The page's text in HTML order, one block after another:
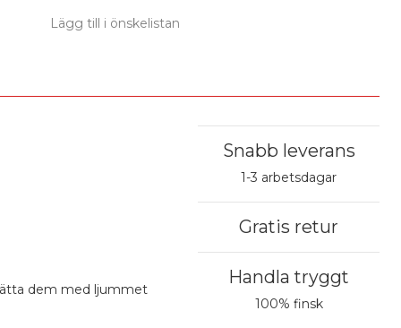
Lägg till i önskelistan
dem med ljummet
Snabb leverans
1-3 arbetsdagar
Gratis retur
Handla tryggt
100% finsk